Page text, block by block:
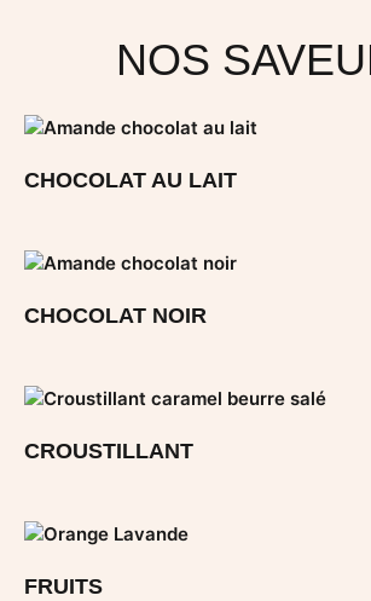
NOS
CHOCOLAT AU LAIT
CHOCOLAT NOIR
CROUSTILLANT
FRUITS